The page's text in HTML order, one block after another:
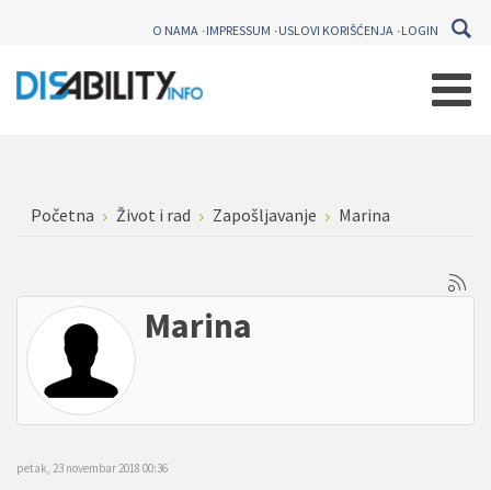
O NAMA IMPRESSUM USLOVI KORIŠĆENJA LOGIN
Početna Život i rad Zapošljavanje Marina
Marina
petak, 23 novembar 2018 00:36